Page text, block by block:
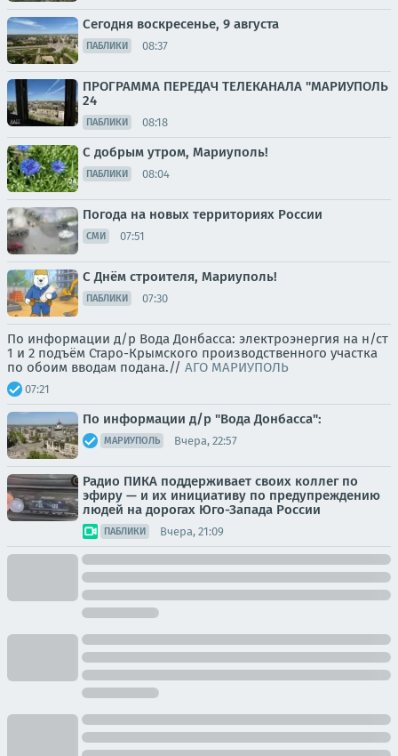
Сегодня воскресенье, 9 августа
ПАБЛИКИ 08:37
ПРОГРАММА ПЕРЕДАЧ ТЕЛЕКАНАЛА "МАРИУПОЛЬ
24
ПАБЛИКИ 08:18
С добрым утром, Мариуполь!
ПАБЛИКИ 08:04
Погода на новых территориях России
СМИ 07:51
С Днём строителя, Мариуполь!
ПАБЛИКИ 07:30
По информации д/р Вода Донбасса: электроэнергия на н/ст
1 и 2 подъём Старо-Крымского производственного участка
по обоим вводам подана.// АГО МАРИУПОЛЬ
07:21
По информации д/р "Вода Донбасса":
МАРИУПОЛЬ Вчера, 22:57
Радио ПИКА поддерживает своих коллег по
эфиру — и их инициативу по предупреждению
людей на дорогах Юго-Запада России
ПАБЛИКИ Вчера, 21:09